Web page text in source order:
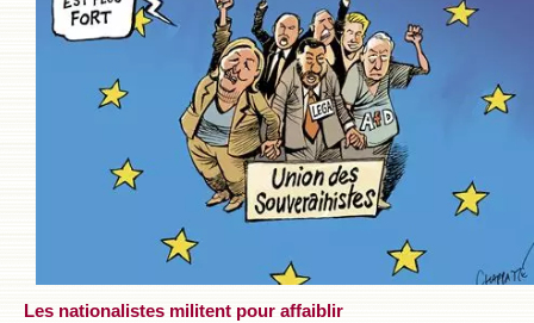
Les nationalistes militent pour affaiblir